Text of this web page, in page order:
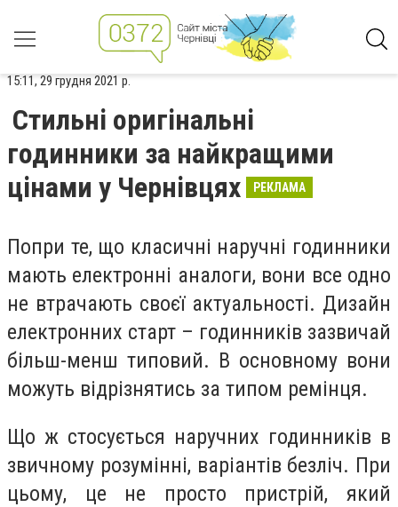
15:11, 29 грудня 2021 р.
Стильні оригінальні
годинники за найкращими
цінами у Чернівцях
РЕКЛАМА
Попри те, що класичні наручні годинники
мають електронні аналоги, вони все одно
не втрачають своєї актуальності. Дизайн
електронних старт – годинників зазвичай
більш-менш типовий. В основному вони
можуть відрізнятись за типом ремінця.
Що ж стосується наручних годинників в
звичному розумінні, варіантів безліч. При
цьому, це не просто пристрій, який